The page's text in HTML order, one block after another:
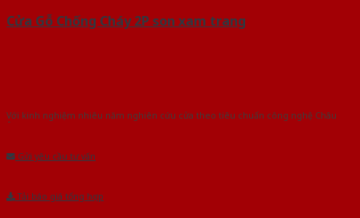
Cửa Gỗ Chống Cháy 2P son xam trang
Với kinh nghiệm nhiêu năm nghiên cứu cửa theo tiêu chuẩn công nghệ Châu
Gửi yêu cầu tư vấn
Tải báo giá tổng hợp